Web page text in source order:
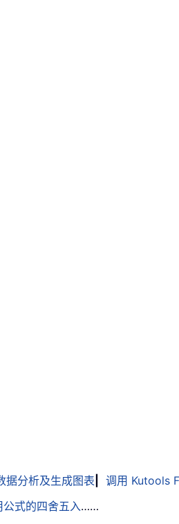
据分析及生成图表 调用 Kutools
公式的四舍五入……